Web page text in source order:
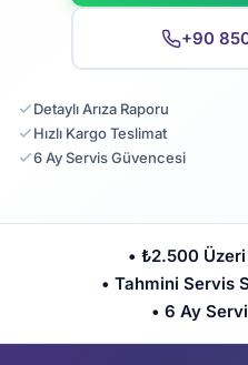
+90
Detaylı Arıza Raporu
Hızlı Kargo Teslimat
6 Ay Servis Güvencesi
• ₺2.500
• Tahmini Servis
• 6 Ay